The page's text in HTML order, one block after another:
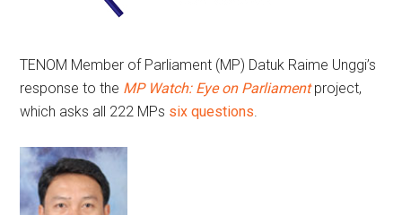
TENOM Member of Parliament (MP) Datuk Raime Unggi’s
response to the MP Watch: Eye on Parliamentproject,
which asks all 222 MPs six questions.